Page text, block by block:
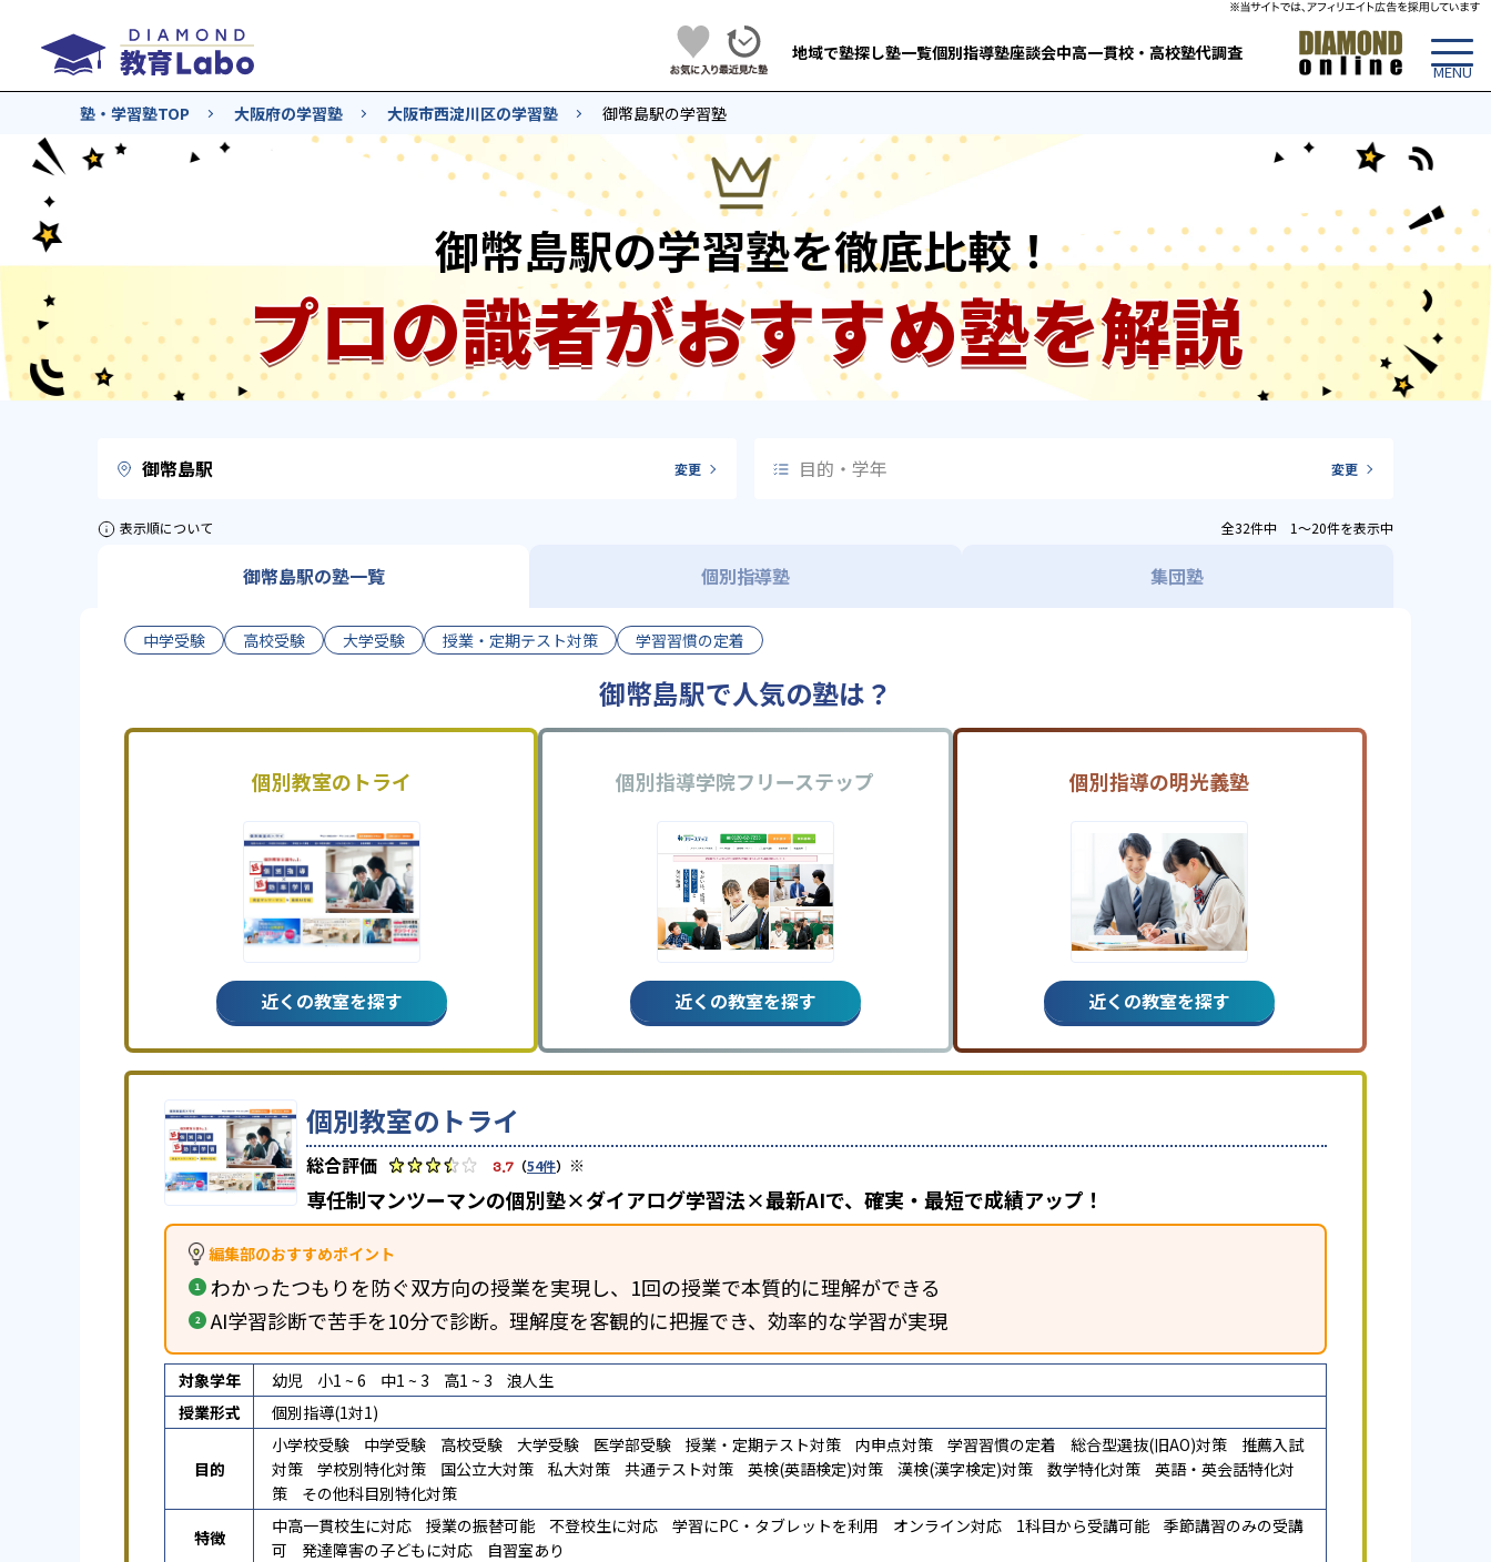
地域で塾探し塾一覧個別指導塾座談会中高一貫校・高校塾代調査
塾・学習塾TOP 大阪府の学習塾 大阪市西淀川区の学習塾 御幣島駅の学習塾
御幣島駅の学習塾を徹底比較！
プロの識者がおすすめ塾を解説
御幣島駅 変更 目的・学年 変更
表示順について 全32件中 1〜20件を表示中
御幣島駅の塾一覧 個別指導塾 集団塾
中学受験 高校受験 大学受験 授業・定期テスト対策 学習習慣の定着
御幣島駅で人気の塾は？
個別教室のトライ
近くの教室を探す
個別指導学院フリーステップ
近くの教室を探す
個別指導の明光義塾
近くの教室を探す
個別教室のトライ
3.7 （54件） ※
専任制マンツーマンの個別塾×ダイアログ学習法×最新AIで、確実・最短で成績アップ！
編集部のおすすめポイント
わかったつもりを防ぐ双方向の授業を実現し、1回の授業で本質的に理解ができる
AI学習診断で苦手を10分で診断。理解度を客観的に把握でき、効率的な学習が実現
対象学年 幼児 小1 ~ 6 中1 ~ 3 高1 ~ 3
浪人生
授業形式
個別指導(1対1)
目的
小学校受験 中学受験 高校受験 大学受験 医学部受験 授業・定期テスト対策 内申点対策 学習習慣の定着 総合型選抜(旧AO)対策
推薦入試
対策
学校別特化対策 国公立大対策 私大対策 共通テスト対策 英検(英語検定)対策 漢検(漢字検定)対策 数学特化対策
英語・英会話特化対
策
その他科目別特化対策
特徴
中高一貫校生に対応 授業の振替可能 不登校生に対応 学習にPC・タブレットを利用 オンライン対応 1科目から受講可能
季節講習のみの受講
可
発達障害の子どもに対応
自習室あり